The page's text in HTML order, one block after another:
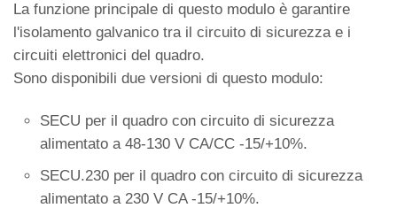
La funzione principale di questo modulo è garantire
l'isolamento galvanico tra il circuito di sicurezza e i
circuiti elettronici del quadro.
Sono disponibili due versioni di questo modulo:
SECU per il quadro con circuito di sicurezza
alimentato a 48-130 V CA/CC -15/+10%.
SECU.230 per il quadro con circuito di sicurezza
alimentato a 230 V CA -15/+10%.